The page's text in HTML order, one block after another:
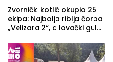
Zvornički kotlić okupio 25
ekipa: Najbolja riblja čorba
„Velizara 2“, a lovački gulaš